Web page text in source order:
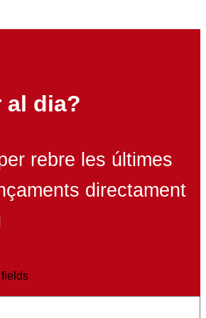
al dia?
rebre les últimes
directament